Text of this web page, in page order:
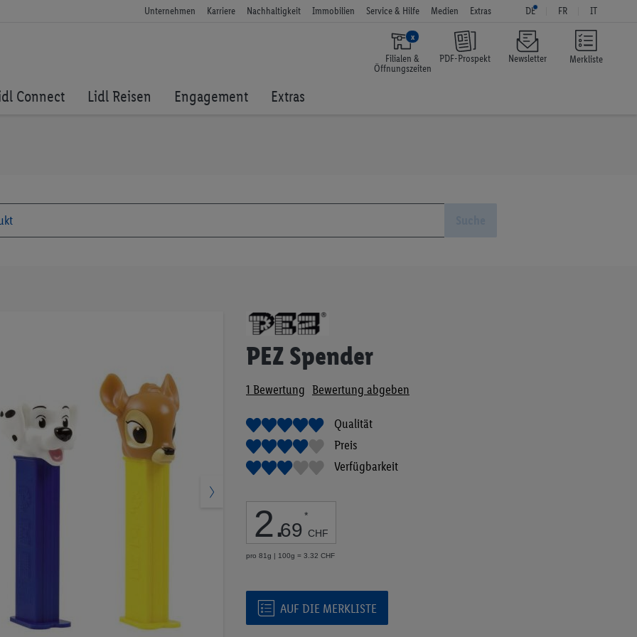
Merkliste
Unternehmen Karriere Nachhaltigkeit Immobilien Service & Hilfe Medien Extras DE FR IT
x
Filialen &
Öffnungszeiten
PDF-Prospekt Newsletter
Connect Lidl Reisen Engagement Extras
PEZ Spender
1 Bewertung Bewertung abgeben
Qualität
Preis
Verfügbarkeit
2.69
*
CHF
pro 81g | 100g = 3.32 CHF
AUF DIE MERKLISTE
Anfang
Bildgalerie